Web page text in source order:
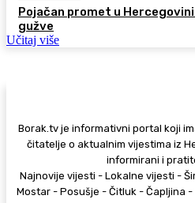
Pojačan promet u
gužve
Učitaj više
Borak.tv je informativni portal koji
čitatelje o aktualnim vijestima iz
informirani i
Najnovije vijesti - Lokalne vijesti -
Mostar - Posušje - Čitluk - Čapljina